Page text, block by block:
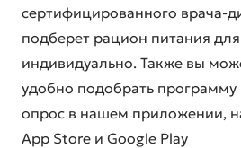
сертифицированного врача-
подберет рацион питания для
индивидуально. Также вы
удобно подобрать программу
опрос в нашем приложении,
App Store и Google Play